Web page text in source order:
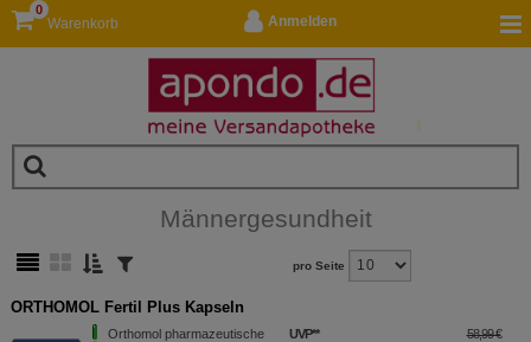
Anmelden
Warenkorb
0
Männergesundheit
pro Seite
ORTHOMOL Fertil Plus Kapseln
Orthomol pharmazeutische
UVP** 58,99 €